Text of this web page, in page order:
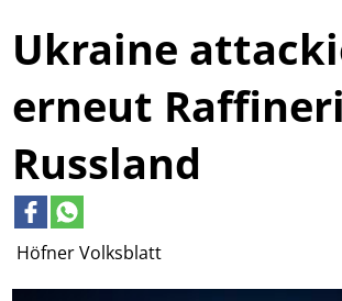
Höfner Volksblatt
Ukraine
erneut
Russland